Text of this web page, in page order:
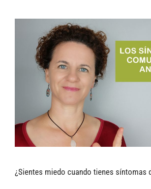
¿Sientes miedo cuando tienes síntomas